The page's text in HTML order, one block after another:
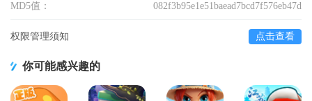
MD5值： 082f3b95e1e51baead7bcd7f576eb47d
权限管理须知 点击查看
你可能感兴趣的